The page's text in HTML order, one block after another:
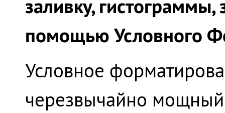
заливку,
помощью Условного
Условное
черезвычайно мощный